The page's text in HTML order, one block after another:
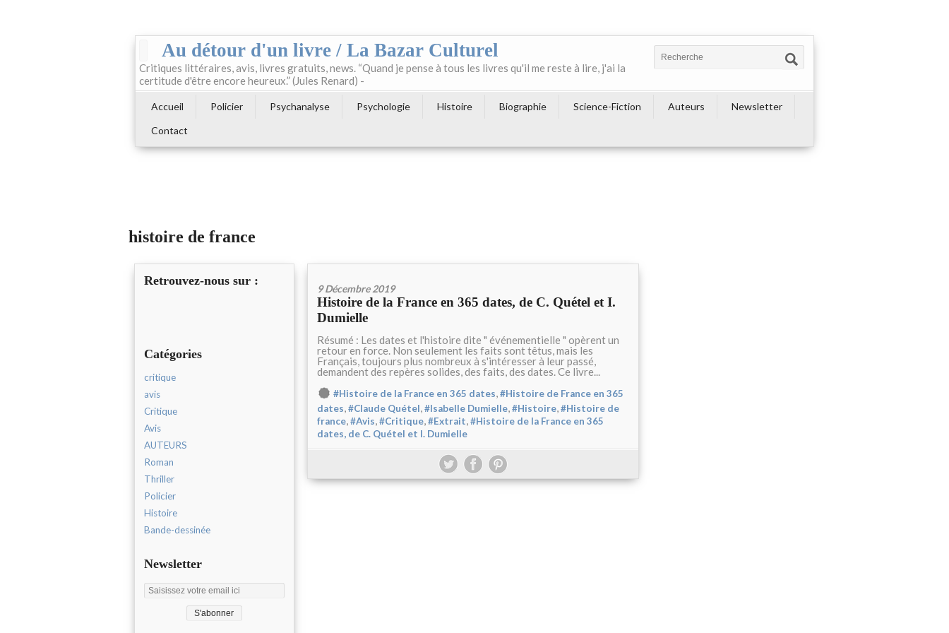
Au détour d'un livre / La Bazar Culturel
Critiques littéraires, avis, livres gratuits, news. “Quand je pense à tous les livres qu'il me reste à lire, j'ai la
certitude d'être encore heureux.” (Jules Renard) -
Accueil Policier Psychanalyse Psychologie Histoire Biographie Science-Fiction Auteurs
Newsletter
Contact
histoire de france
Retrouvez-nous sur :
Catégories
critique
avis
Critique
Avis
AUTEURS
Roman
Thriller
Policier
Histoire
Bande-dessinée
Newsletter
9 Décembre 2019
Histoire de la France en 365 dates, de C. Quétel et I.
Dumielle
Résumé : Les dates et l'histoire dite " événementielle " opèrent un
retour en force. Non seulement les faits sont têtus, mais les
Français, toujours plus nombreux à s'intéresser à leur passé,
demandent des repères solides, des faits, des dates. Ce livre...
#Histoire de la France en 365 dates,#Histoire de France en 365
dates,#Claude Quétel,#Isabelle Dumielle,#Histoire,#Histoire de
france,#Avis,#Critique,#Extrait,#Histoire de la France en 365
dates, de C. Quétel et I. Dumielle